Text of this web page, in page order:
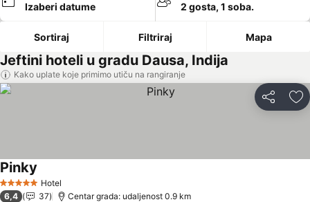
Izaberi datume 2 gosta, 1 soba.
Sortiraj Filtriraj Mapa
Jeftini hoteli u gradu Dausa, Indija
Kako uplate koje primimo utiču na rangiranje
Deli
5 ZvezdiceHotel
Pinky
6,4 37 Centar grada: udaljenost 0.9 km